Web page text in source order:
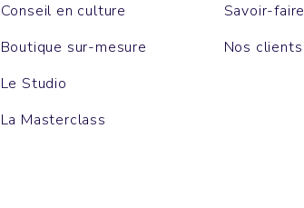
Conseil en culture
Boutique sur-mesure
Le Studio
La Masterclass
Savoir-faire
Nos clients